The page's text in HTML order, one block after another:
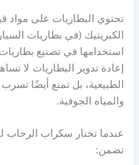
تحتوي البطاريات على
الكبريتيك (في بطاريات
استخدامها في تصنيع
إعادة تدوير البطاريات لا
الطبيعية، بل تمنع أيضًا تسرب
والمياه الجوفية.
عندما تختار سكراب الرحاب
تضمن: